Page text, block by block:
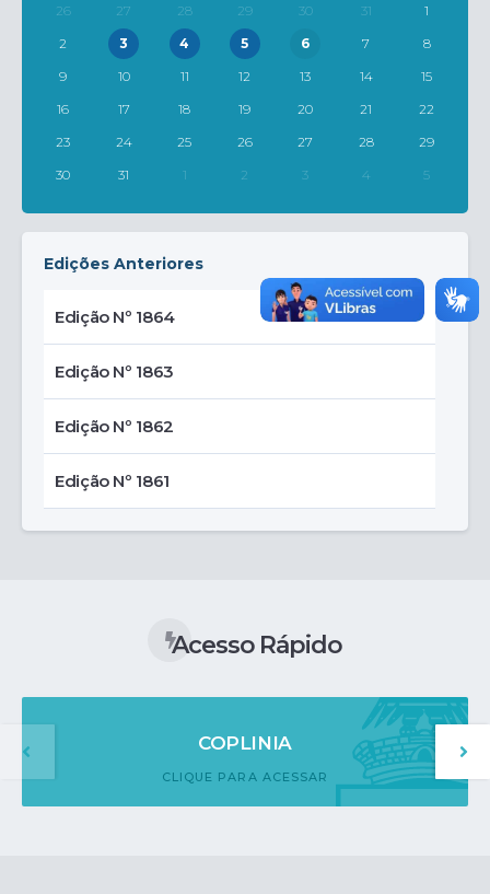
26 27 28 29 30 31
1
2
3 4 5 6 7
8
9
10 11 12 13 14
15
16
17 18 19 20 21
22
23
24 25 26 27 28
29
30
31 1 2 3 4 5
Edições Anteriores
Edição Nº 1864
Edição Nº 1863
Edição Nº 1862
Edição Nº 1861
Acesso Rápido
COPLINIA
CLIQUE PARA ACESSAR